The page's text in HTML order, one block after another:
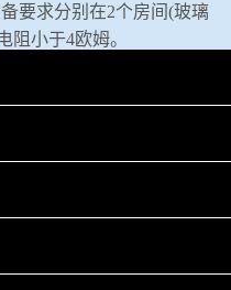
要求分别在2个房间 (玻璃
阻小于4欧姆。